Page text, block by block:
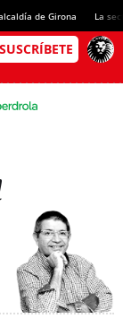
de Girona La